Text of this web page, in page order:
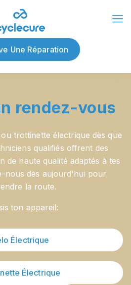
Une Réparation
rendez-vous
trottinette électrique dès que
qualifiés offrent des
de haute qualité adaptés à tes
nous dès aujourd'hui pour
la route.
ton appareil:
Électrique
Électrique